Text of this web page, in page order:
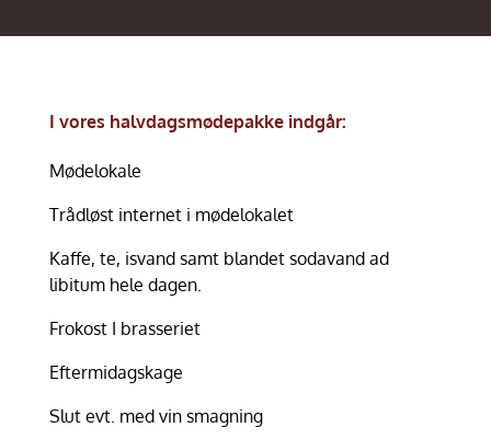
I vores halvdagsmødepakke indgår:
Mødelokale
Trådløst internet i mødelokalet
Kaffe, te, isvand samt blandet sodavand ad
libitum hele dagen.
Frokost I brasseriet
Eftermidagskage
Slut evt. med vin smagning